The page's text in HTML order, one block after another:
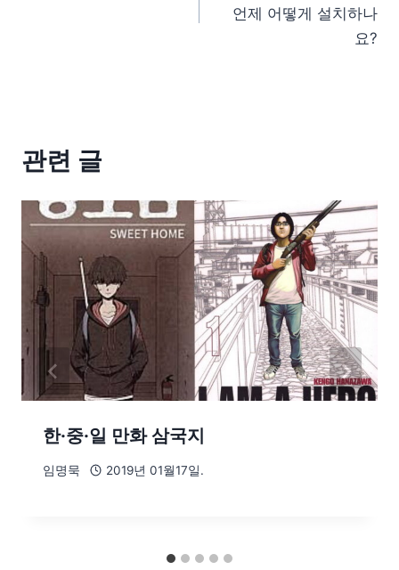
언제 어떻게 설치하나
요?
관련 글
한·중·일 만화 삼국지
임명묵 2019년 01월17일.